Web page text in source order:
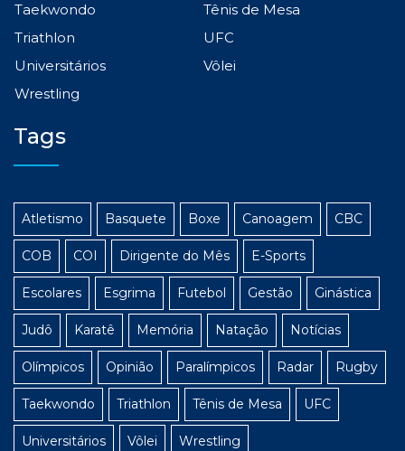
Taekwondo
Tênis de Mesa
Triathlon
UFC
Universitários
Vôlei
Wrestling
Tags
Atletismo Basquete Boxe Canoagem CBC
COB COI Dirigente do Mês E-Sports
Escolares Esgrima Futebol Gestão Ginástica
Judô Karatê Memória Natação Notícias
Olímpicos Opinião Paralímpicos Radar Rugby
Taekwondo Triathlon Tênis de Mesa UFC
Universitários Vôlei Wrestling